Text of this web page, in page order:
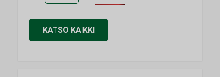
KATSO KAIKKI